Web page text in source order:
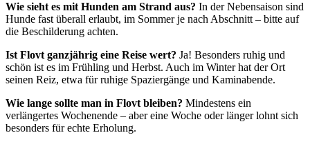
Wie sieht es mit Hunden am Strand aus? In der Nebensaison sind
Hunde fast überall erlaubt, im Sommer je nach Abschnitt – bitte auf
die Beschilderung achten.
Ist Flovt ganzjährig eine Reise wert? Ja! Besonders ruhig und
schön ist es im Frühling und Herbst. Auch im Winter hat der Ort
seinen Reiz, etwa für ruhige Spaziergänge und Kaminabende.
Wie lange sollte man in Flovt bleiben? Mindestens ein
verlängertes Wochenende – aber eine Woche oder länger lohnt sich
besonders für echte Erholung.